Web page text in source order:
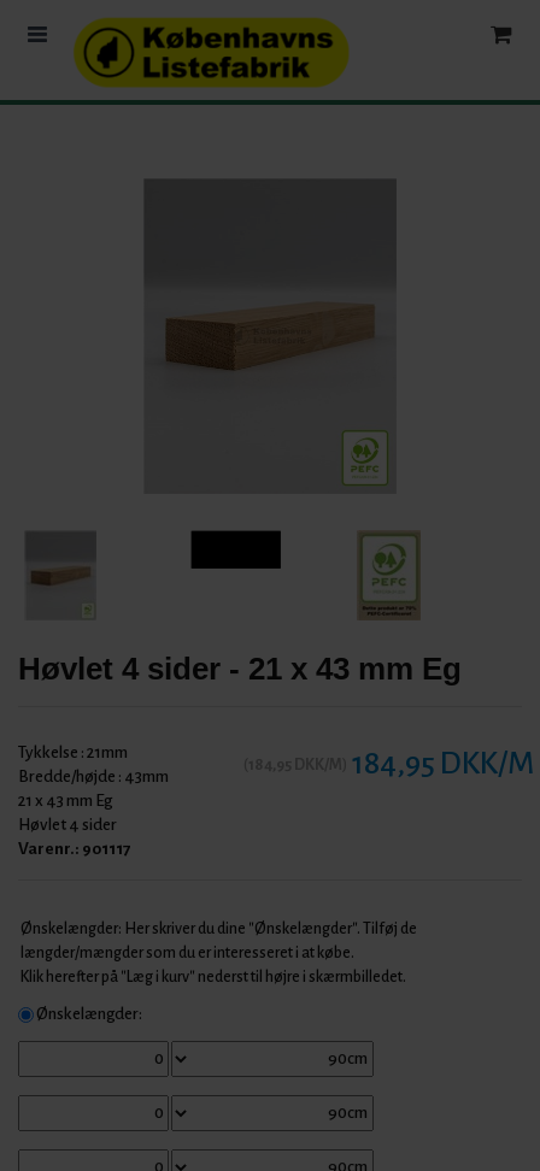
Høvlet 4 sider - 21 x 43 mm Eg
Tykkelse : 21mm
Bredde/højde : 43mm
21 x 43 mm Eg
Høvlet 4 sider
Varenr.: 901117
184,95 DKK/M
Ønskelængder: Her skriver du dine "Ønskelængder". Tilføj de
længder/mængder som du er interesseret i at købe.
Klik herefter på "Læg i kurv" nederst til højre i skærmbilledet.
Ønskelængder: